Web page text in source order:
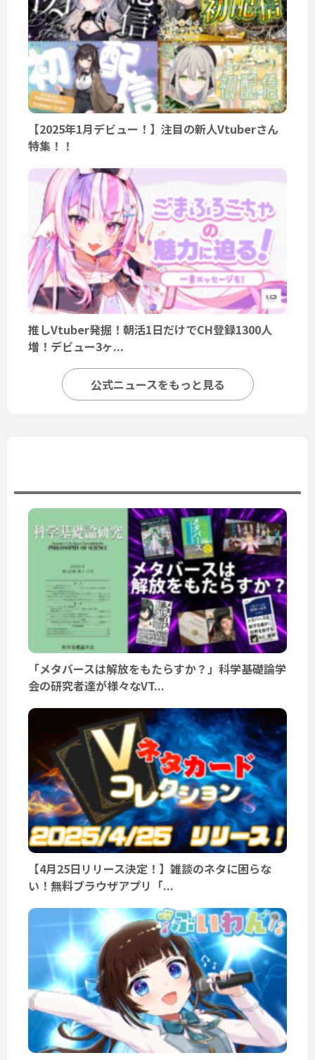
【2025年1月デビュー！】注目の新人Vtuberさん
特集！！
推しVtuber発掘！朝活1日だけでCH登録1300人
増！デビュー3ヶ...
公式ニュースをもっと見る
「メタバースは解放をもたらすか？」科学基礎論学
会の研究者達が様々なVT...
【4月25日リリース決定！】雑談のネタに困らな
い！無料ブラウザアプリ「...